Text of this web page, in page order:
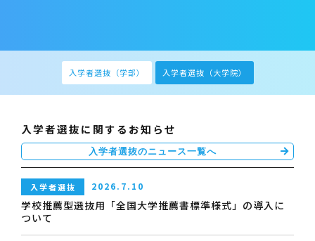
入学者選抜 （学部） 入学者選抜 （大学院）
入学者選抜に関するお知らせ
入学者選抜のニュース一覧へ
入学者選抜 2026.7.10
学校推薦型選抜用「全国大学推薦書標準様式」の導入に
ついて